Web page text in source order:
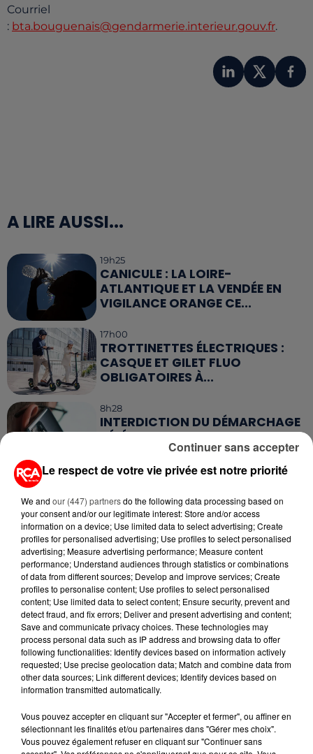
Courriel
: bta.bouguenais@gendarmerie.interieur.gouv.fr.
A LIRE AUSSI...
19h25
CANICULE : LA LOIRE-
ATLANTIQUE ET LA VENDÉE EN
VIGILANCE ORANGE CE...
17h00
TROTTINETTES ÉLECTRIQUES :
CASQUE ET GILET FLUO
OBLIGATOIRES À...
8h28
INTERDICTION DU DÉMARCHAGE
TÉLÉPHONIQUE : CE QUI VA
CHANGER POUR...
PETIT-DÉJEUNER : EST-IL
VRAIMENT OBLIGATOIRE DE
MANGER LE MATIN ?
7 août 2026
WEEK-END ROUGE SUR LES
ROUTES : LE GRAND OUEST SE
PRÉPARE À UN...
6 août 2026
MÉGOTS ET FEUX DE FORÊT : LES
INDUSTRIELS DU TABAC BIENTÔT
TAXÉS...
Le respect de votre vie privée est notre priorité
We and our (447) partnersdo the following data processing based on
your consent and/or our legitimate interest: Store and/or access
information on a device; Use limited data to select advertising; Create
profiles for personalised advertising; Use profiles to select personalised
advertising; Measure advertising performance; Measure content
performance; Understand audiences through statistics or combinations
of data from different sources; Develop and improve services; Create
profiles to personalise content; Use profiles to select personalised
content; Use limited data to select content; Ensure security, prevent and
detect fraud, and fix errors; Deliver and present advertising and content;
Save and communicate privacy choices. These technologies may
process personal data such as IP address and browsing data to offer
following functionalities: Identify devices based on information actively
requested; Use precise geolocation data; Match and combine data from
other data sources; Link different devices; Identify devices based on
information transmitted automatically.
Vous pouvez accepter en cliquant sur "Accepter et fermer", ou affiner en
sélectionnant les finalités et/ou partenaires dans "Gérer mes choix".
Vous pouvez également refuser en cliquant sur "Continuer sans
Continuer sans accepter